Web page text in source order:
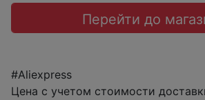
Перейти до
#Aliexpress
Цена с учетом стоимости